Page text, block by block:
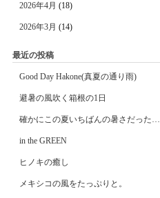
2026年4月 (18)
2026年3月 (14)
最近の投稿
Good Day Hakone(真夏の通り雨)
避暑の風吹く箱根の1日
確かにこの夏いちばんの暑さだった…
in the GREEN
ヒノキの癒し
メキシコの風をたっぷりと。